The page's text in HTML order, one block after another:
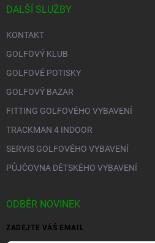
DALŠÍ SLUŽBY
KONTAKT
GOLFOVÝ KLUB
GOLFOVÉ POTISKY
GOLFOVÝ BAZAR
FITTING GOLFOVÉHO VYBAVENÍ
TRACKMAN 4 INDOOR
SERVIS GOLFOVÉHO VYBAVENÍ
PŮJČOVNA DĚTSKÉHO VYBAVENÍ
ODBĚR NOVINEK
ZADEJTE VÁŠ EMAIL